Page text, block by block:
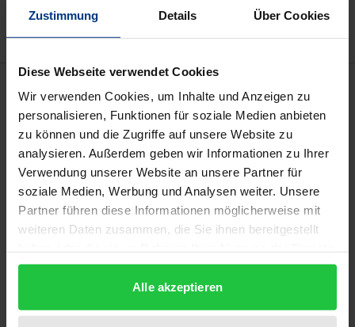
Zustimmung Details Über Cookies
Diese Webseite verwendet Cookies
Wir verwenden Cookies, um Inhalte und Anzeigen zu
personalisieren, Funktionen für soziale Medien anbieten
zu können und die Zugriffe auf unsere Website zu
analysieren. Außerdem geben wir Informationen zu Ihrer
Verwendung unserer Website an unsere Partner für
soziale Medien, Werbung und Analysen weiter. Unsere
Partner führen diese Informationen möglicherweise mit
weiteren Daten zusammen, die Sie ihnen bereitgestellt
gesammelt haben.
Alle akzeptieren
Angriffe und Verteidigungsmaßnahmen in
Computernetzen werfen eine Reihe juristischer
Fragestellungen auf. Die Arbeit befasst sich deshalb
im ersten Teil mit den strafrechtlichen – sowie in
Exkursen mit den zivilrechtlichen sowie öffentlich-
also des Ausspionierens und Angreifens von sowie
des Eindringens und Manipulierens in
Computernetzen. Dabei wird unter anderem